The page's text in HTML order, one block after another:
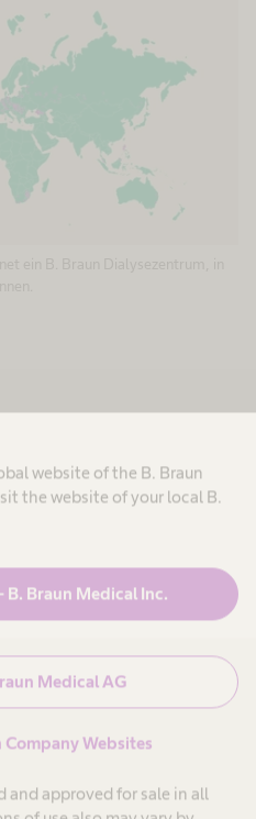
website of the B. Braun
the website of your local B.
B. Braun Medical Inc.
Medical AG
Company Websites
and approved for sale in all
in
ohne Kompromisse
Dank unseres
bieten wir Ihnen eine
hochwertige